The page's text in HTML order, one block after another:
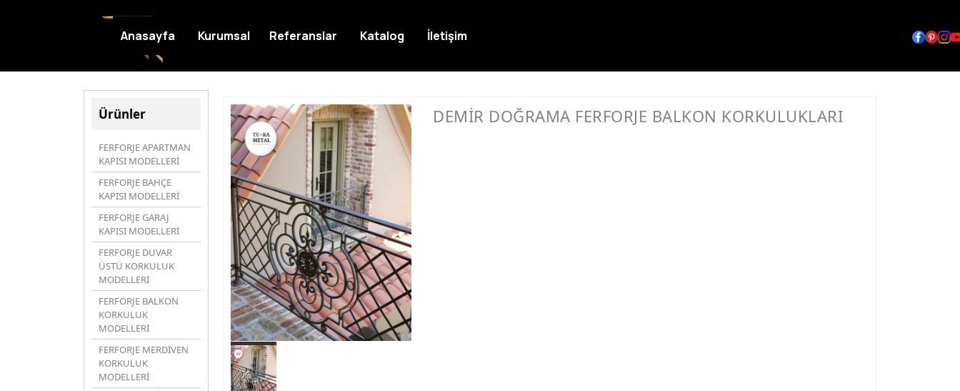
Ürünler
FERFORJE APARTMAN
KAPISI MODELLERİ
FERFORJE BAHÇE
KAPISI MODELLERİ
FERFORJE GARAJ
KAPISI MODELLERİ
FERFORJE DUVAR
ÜSTÜ KORKULUK
MODELLERİ
FERFORJE BALKON
KORKULUK
MODELLERİ
FERFORJE MERDİVEN
KORKULUK
MODELLERİ
DEMİR DOĞRAMA FERFORJE BALKON KORKULUKLARI
Anasayfa Kurumsal Referanslar Katalog İletişim